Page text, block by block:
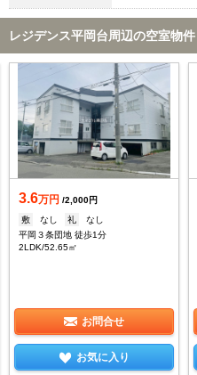
レジデンス平岡台周辺の空室物件
3.6万円 /2,000円
敷
なし 礼
なし
平岡３条団地 徒歩1分
2LDK/52.65㎡
お問合せ
お気に入り